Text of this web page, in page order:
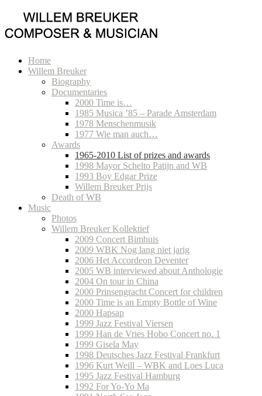
Home
Willem Breuker
Biography
Documentaries
2000 Time is…
1985 Musica ’85 – Parade Amsterdam
1978 Menschenmusik
1977 Wie man auch…
Awards
1965-2010 List of prizes and awards
1998 Mayor Schelto Patijn and WB
1993 Boy Edgar Prize
Willem Breuker Prijs
Death of WB
Music
Photos
Willem Breuker Kollektief
2009 Concert Bimhuis
2009 WBK Nog lang niet jarig
2006 Het Accordeon Deventer
2005 WB interviewed about Anthologie
2004 On tour in China
2000 Prinsengracht Concert for children
2000 Time is an Empty Bottle of Wine
2000 Hapsap
1999 Jazz Festival Viersen
1999 Han de Vries Hobo Concert no. 1
1999 Gisela May
1998 Deutsches Jazz Festival Frankfurt
1996 Kurt Weill – WBK and Loes Luca
1995 Jazz Festival Hamburg
1992 For Yo-Yo Ma